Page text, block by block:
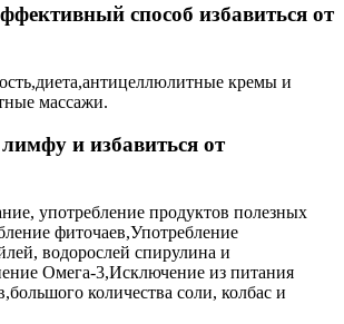
способ избавиться от
кремы и
массажи.
и избавиться от
употребление продуктов полезных
фиточаев,Употребление
водорослей спирулина и
Омега-3,Исключение из питания
количества соли, колбас и